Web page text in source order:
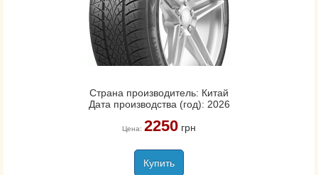
Страна производитель: Китай
Дата производства (год): 2026
Цена: 2250грн
Купить